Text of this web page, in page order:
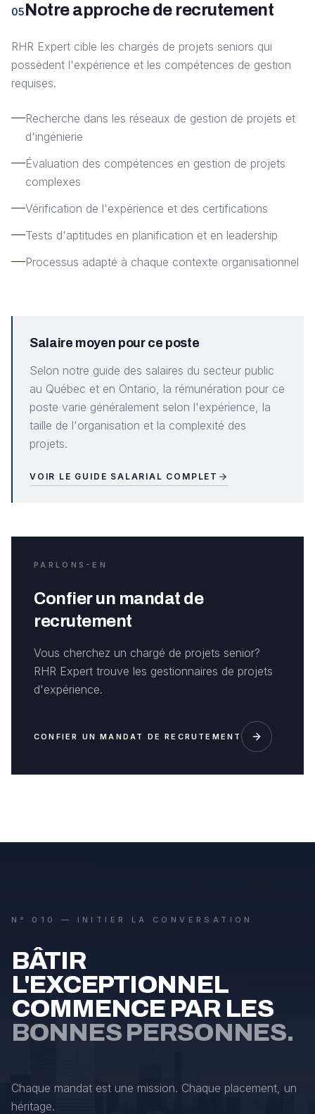
05Notre approche de recrutement
RHR Expert cible les chargés de projets seniors qui
possèdent l'expérience et les compétences de gestion
requises.
Recherche dans les réseaux de gestion de projets et
d'ingénierie
Évaluation des compétences en gestion de projets
complexes
Vérification de l'expérience et des certifications
Tests d'aptitudes en planification et en leadership
Processus adapté à chaque contexte organisationnel
Salaire moyen pour ce poste
Selon notre guide des salaires du secteur public
au Québec et en Ontario, la rémunération pour ce
poste varie généralement selon l'expérience, la
taille de l'organisation et la complexité des
projets.
VOIR LE GUIDE SALARIAL COMPLET
PARLONS-EN
Confier un mandat de
recrutement
Vous cherchez un chargé de projets senior?
RHR Expert trouve les gestionnaires de projets
d'expérience.
CONFIER UN MANDAT DE RECRUTEMENT
N° 010 — INITIER LA CONVERSATION
BÂTIR
L'EXCEPTIONNEL
COMMENCE PAR LES
BONNES PERSONNES.
Chaque mandat est une mission. Chaque placement, un
héritage.